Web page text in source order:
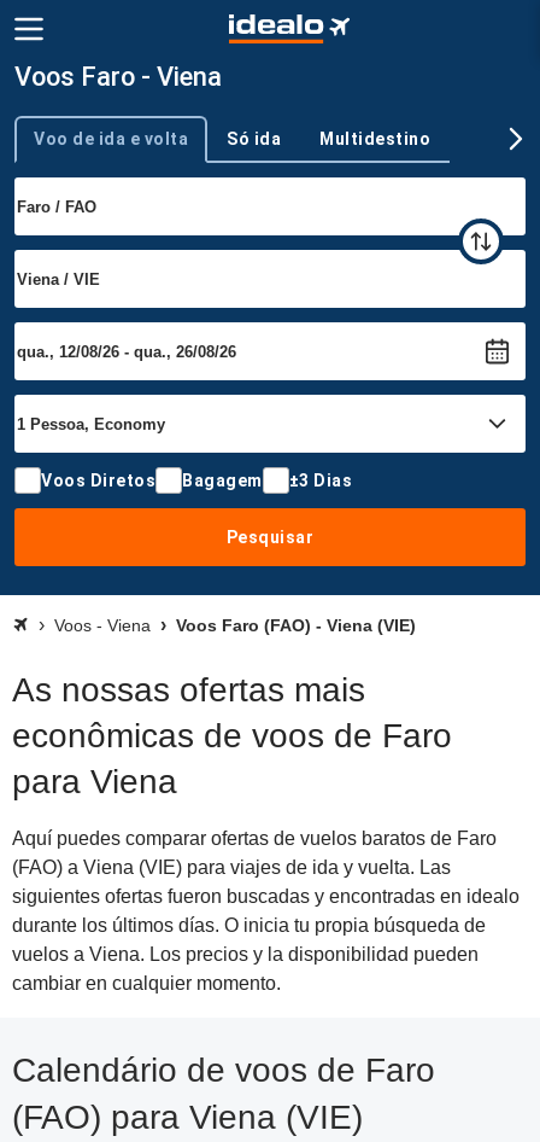
Voos Faro - Viena
Tipo de viagem
Voo de ida e volta Só ida Multidestino
Voos Diretos Bagagem ±3 Dias
Pesquisar
Voos - Viena Voos Faro (FAO) - Viena (VIE)
As nossas ofertas mais
econômicas de voos de Faro
para Viena
Aquí puedes comparar ofertas de vuelos baratos de Faro
(FAO) a Viena (VIE) para viajes de ida y vuelta. Las
siguientes ofertas fueron buscadas y encontradas en idealo
durante los últimos días. O inicia tu propia búsqueda de
vuelos a Viena. Los precios y la disponibilidad pueden
cambiar en cualquier momento.
Calendário de voos de Faro
(FAO) para Viena (VIE)